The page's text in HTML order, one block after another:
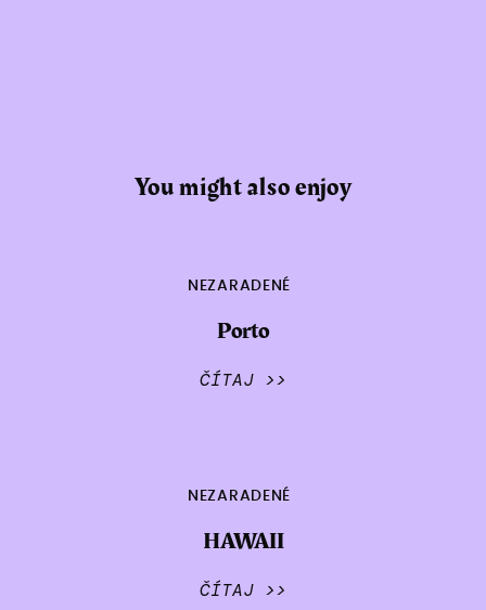
You might also enjoy
NEZARADENÉ
Porto
ČÍTAJ >>
NEZARADENÉ
HAWAII
ČÍTAJ >>